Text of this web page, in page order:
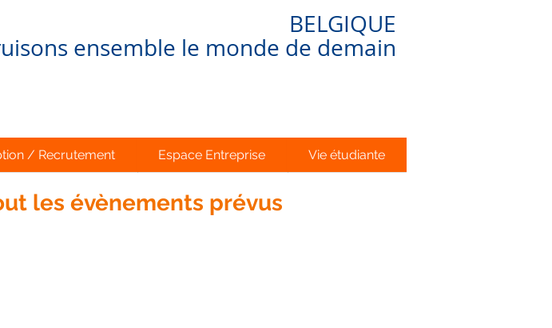
BELGIQUE
ensemble le monde de demain
/ Recrutement Espace Entreprise Vie étudiante
les évènements prévus